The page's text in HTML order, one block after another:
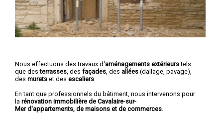
Nous effectuons des travaux d'aménagements extérieurstels
que desterrasses , des façades , des allées (dallage, pavage),
des murets et des escaliers
En tant que professionnels du bâtiment, nous intervenons pour
la rénovation immobilière de Cavalaire-sur-
Mer d'appartements, de maisons et de commerces